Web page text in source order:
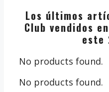
Los últimos
Club vendidos
este
No products found.
No products found.